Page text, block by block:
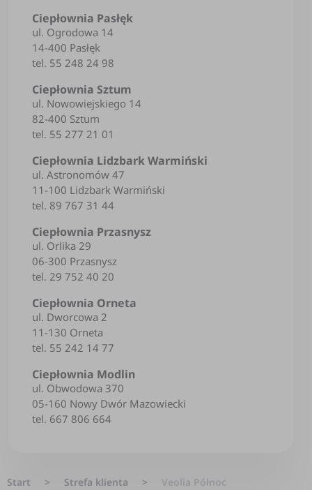
Ciepłownia Pasłęk
ul. Ogrodowa 14
14-400 Pasłęk
tel. 55 248 24 98
Ciepłownia Sztum
ul. Nowowiejskiego 14
82-400 Sztum
tel. 55 277 21 01
Ciepłownia Lidzbark Warmiński
ul. Astronomów 47
11-100 Lidzbark Warmiński
tel. 89 767 31 44
Ciepłownia Przasnysz
ul. Orlika 29
06-300 Przasnysz
tel. 29 752 40 20
Ciepłownia Orneta
ul. Dworcowa 2
11-130 Orneta
tel. 55 242 14 77
Ciepłownia Modlin
ul. Obwodowa 370
05-160 Nowy Dwór Mazowiecki
tel. 667 806 664
Start > Strefa klienta > Veolia Północ